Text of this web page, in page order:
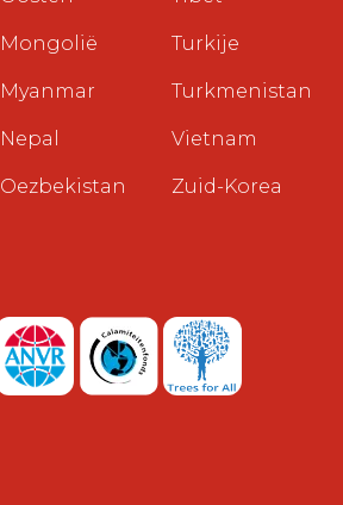
Mongolië
Myanmar
Nepal
Oezbekistan
Turkije
Turkmenistan
Vietnam
Zuid-Korea